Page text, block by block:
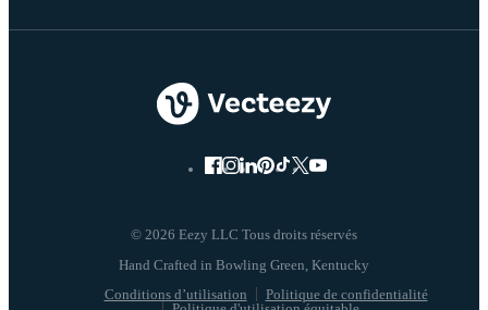
© 2026 Eezy LLC Tous droits réservés
Conditions d’utilisation
Politique de confidentialité